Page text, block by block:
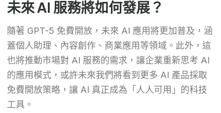
未來 AI 服務將如何發展？
隨著 GPT-5 免費開放，未來 AI 應用將更加普及，涵
蓋個人助理、內容創作、商業應用等領域。此外，這
也將推動市場對 AI 服務的需求，讓企業重新思考 AI
的應用模式，或許未來我們將看到更多 AI 產品採取
免費開放策略，讓 AI 真正成為「人人可用」的科技
工具。